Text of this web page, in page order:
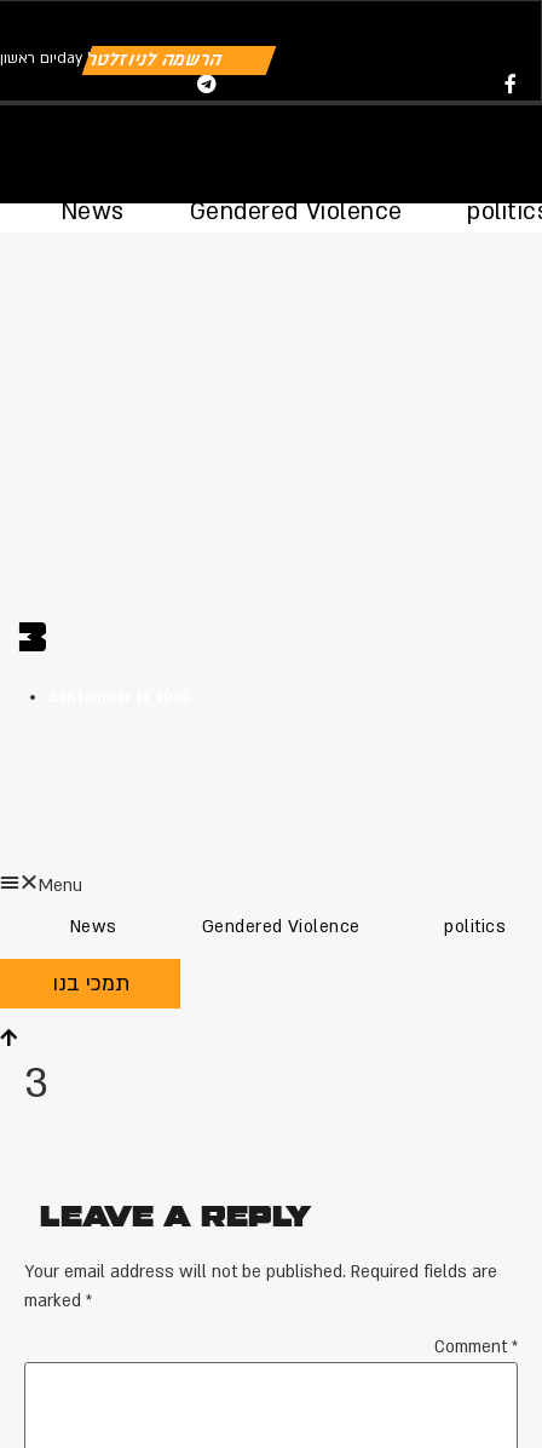
הרשמה לניוזלטר
יום ראשוןday | 09.08.2026
News Gendered Violence
3
Menu
News
Gendered Violence politics
תמכי בנו
3
Leave a Reply
Your email address will not be published. Required fields are
marked *
Comment*